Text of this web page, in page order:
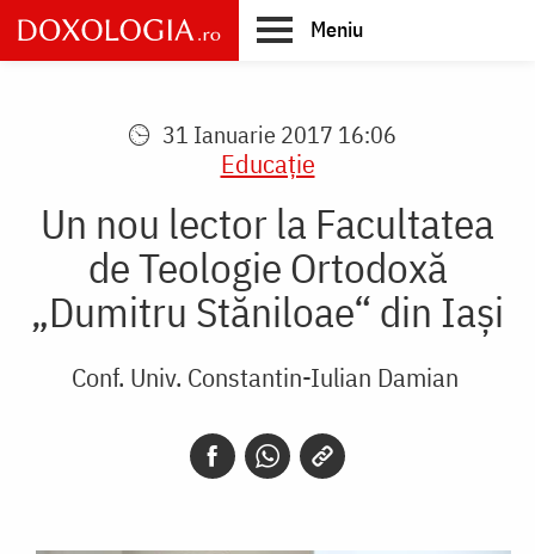
Skip
to
main
Meniu
31 Ianuarie 2017 16:06
Educaţie
Un nou lector la Facultatea
de Teologie Ortodoxă
„Dumitru Stăniloae“ din Iaşi
Conf. Univ. Constantin-Iulian Damian